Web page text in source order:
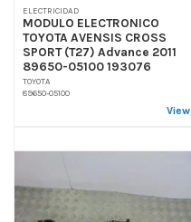
ELECTRICIDAD
MODULO ELECTRONICO
TOYOTA AVENSIS CROSS
SPORT (T27) Advance 2011
89650-05100 193076
TOYOTA
89650-05100
View